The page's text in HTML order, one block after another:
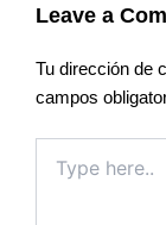
Leave a
Tu dirección de
campos
here..